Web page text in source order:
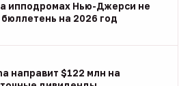
ипподромах Нью-Джерси не
на 2026 год
направит $122 млн на